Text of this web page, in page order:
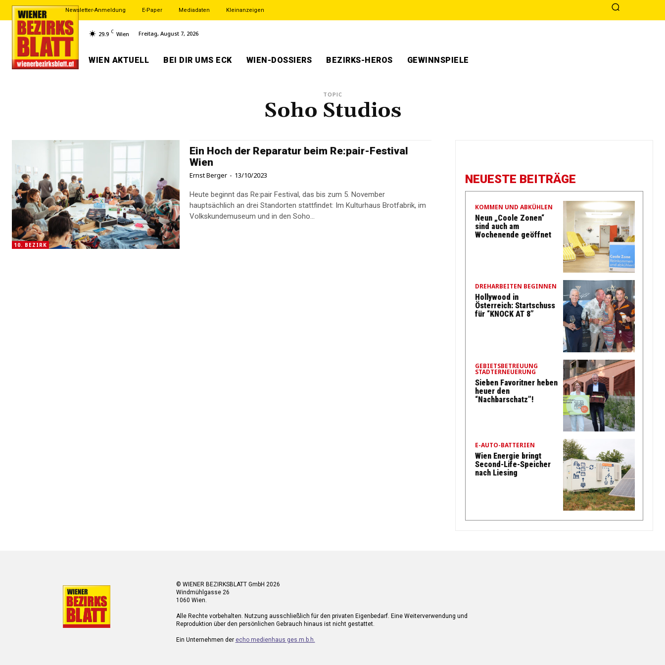
Newsletter-Anmeldung E-Paper Mediadaten Kleinanzeigen
29.9 C Wien Freitag, August 7, 2026
WIEN AKTUELL BEI DIR UMS ECK WIEN-DOSSIERS BEZIRKS-HEROS GEWINNSPIELE
TOPIC
Soho Studios
10. BEZIRK
Ein Hoch der Reparatur beim Re:pair-Festival
Wien
Ernst Berger - 13/10/2023
Heute beginnt das Re:pair Festival, das bis zum 5. November
hauptsächlich an drei Standorten stattfindet: Im Kulturhaus Brotfabrik, im
Volkskundemuseum und in den Soho...
NEUESTE BEITRÄGE
KOMMEN UND ABKÜHLEN
Neun „Coole Zonen“
sind auch am
Wochenende geöffnet
DREHARBEITEN BEGINNEN
Hollywood in
Österreich: Startschuss
für “KNOCK AT 8”
GEBIETSBETREUUNG
STADTERNEUERUNG
Sieben Favoritner heben
heuer den
“Nachbarschatz”!
E-AUTO-BATTERIEN
Wien Energie bringt
Second-Life-Speicher
nach Liesing
© WIENER BEZIRKSBLATT GmbH 2026
Windmühlgasse 26
1060 Wien.
Alle Rechte vorbehalten. Nutzung ausschließlich für den privaten Eigenbedarf. Eine Weiterverwendung und
Reproduktion über den persönlichen Gebrauch hinaus ist nicht gestattet.
Ein Unternehmen der echo medienhaus ges.m.b.h.